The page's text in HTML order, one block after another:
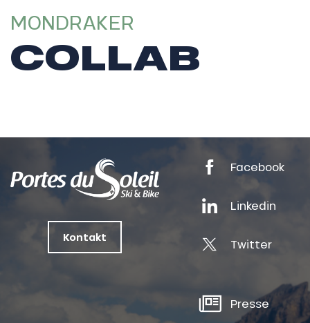
MONDRAKER
COLLAB
Kontakt
Facebook
Linkedin
Twitter
Presse